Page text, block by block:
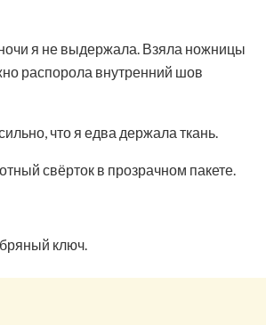
я не выдержала. Взяла ножницы
распорола внутренний шов
что я едва держала ткань.
свёрток в прозрачном пакете.
ключ.